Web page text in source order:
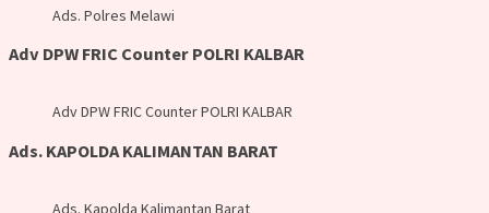
Ads. Polres Melawi
Adv DPW FRIC Counter POLRI KALBAR
Adv DPW FRIC Counter POLRI KALBAR
Ads. KAPOLDA KALIMANTAN BARAT
Ads. Kapolda Kalimantan Barat